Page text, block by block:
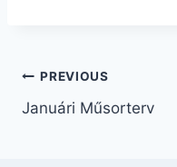
Bejegyzés
navigáció
PREVIOUS
Januári Műsorterv